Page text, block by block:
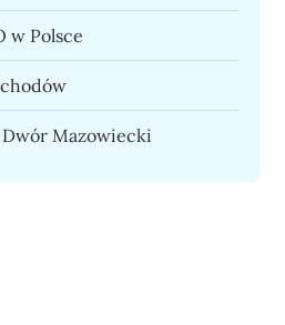
w Polsce
Dwór Mazowiecki